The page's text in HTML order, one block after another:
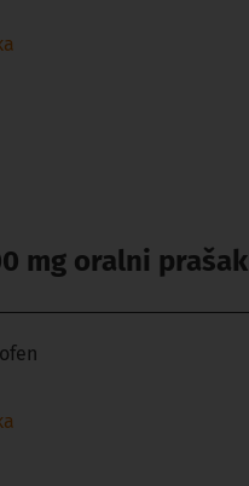
mg oralni prašak